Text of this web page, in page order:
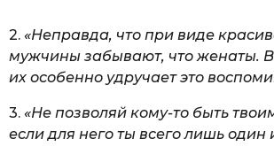
2. «Неправда, что при виде
мужчины забывают, что женаты. В
их особенно удручает это
3. «Не позволяй кому-то быть
если для него ты всего лишь один